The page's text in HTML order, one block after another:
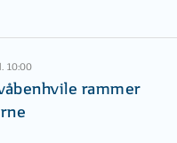
10:00
rammer